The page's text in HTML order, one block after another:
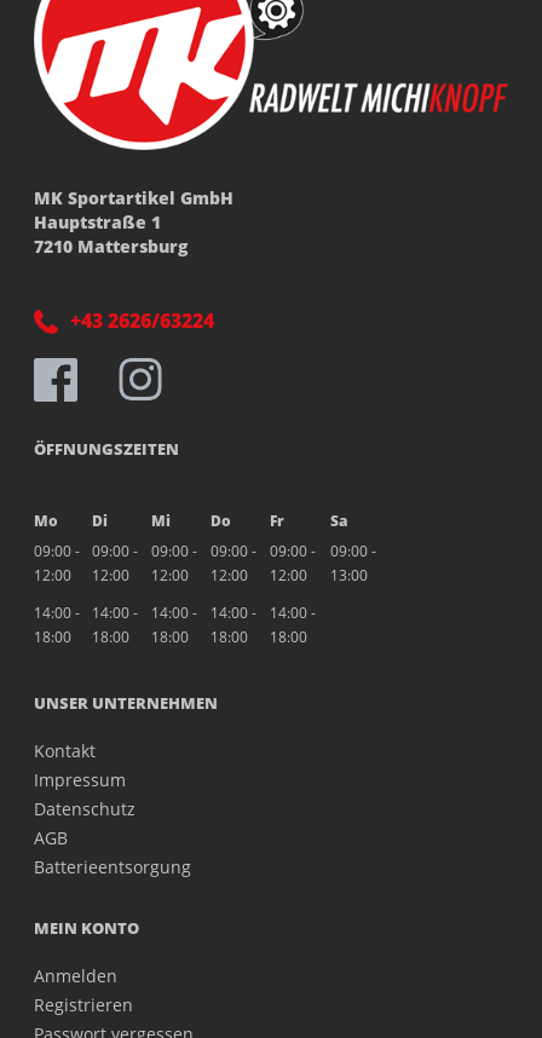
MK Sportartikel GmbH
Hauptstraße 1
7210 Mattersburg
+43 2626/63224
ÖFFNUNGSZEITEN
Mo Di Mi Do Fr
Sa
09:00 -
12:00
09:00 -
12:00
09:00 -
12:00
09:00 -
12:00
09:00 -
12:00
09:00 -
13:00
14:00 -
18:00
14:00 -
18:00
14:00 -
18:00
14:00 -
18:00
14:00 -
18:00
UNSER UNTERNEHMEN
Kontakt
Impressum
Datenschutz
AGB
Batterieentsorgung
MEIN KONTO
Anmelden
Registrieren